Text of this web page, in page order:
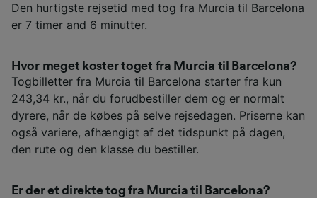
Den hurtigste rejsetid med tog fra Murcia til Barcelona
er 7 timer and 6 minutter.
Hvor meget koster toget fra Murcia til Barcelona?
Togbilletter fra Murcia til Barcelona starter fra kun
243,34 kr., når du forudbestiller dem og er normalt
dyrere, når de købes på selve rejsedagen. Priserne kan
også variere, afhængigt af det tidspunkt på dagen,
den rute og den klasse du bestiller.
Er der et direkte tog fra Murcia til Barcelona?